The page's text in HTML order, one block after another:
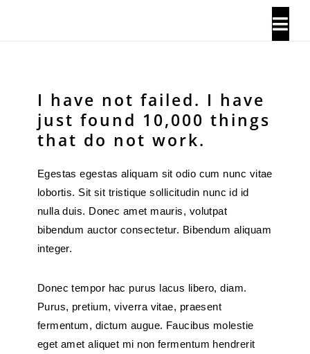
Our History
I have not failed. I have
just found 10,000 things
that do not work.
Egestas egestas aliquam sit odio cum nunc vitae
lobortis. Sit sit tristique sollicitudin nunc id id
nulla duis. Donec amet mauris, volutpat
bibendum auctor consectetur. Bibendum aliquam
integer.
Donec tempor hac purus lacus libero, diam.
Purus, pretium, viverra vitae, praesent
fermentum, dictum augue. Faucibus molestie
eget amet aliquet mi non fermentum hendrerit